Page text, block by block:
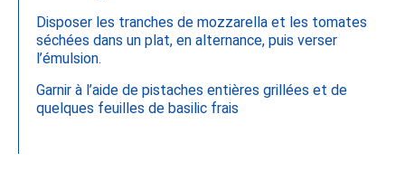
Disposer les tranches de mozzarella et les tomates
séchées dans un plat, en alternance, puis verser
l’émulsion.
Garnir à l’aide de pistaches entières grillées et de
quelques feuilles de basilic frais